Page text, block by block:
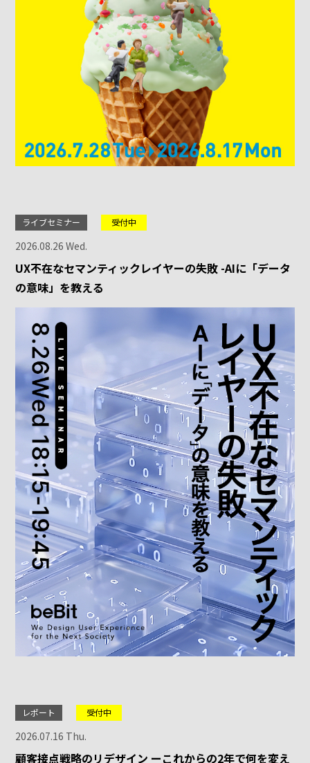
ライブセミナー 受付中
2026.08.26 Wed.
UX不在なセマンティックレイヤーの失敗 -AIに「データ
の意味」を教える
レポート 受付中
2026.07.16 Thu.
顧客接点戦略のリデザイン ーこれからの2年で何を変え